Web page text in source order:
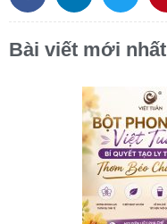
Bài viết mới nhất